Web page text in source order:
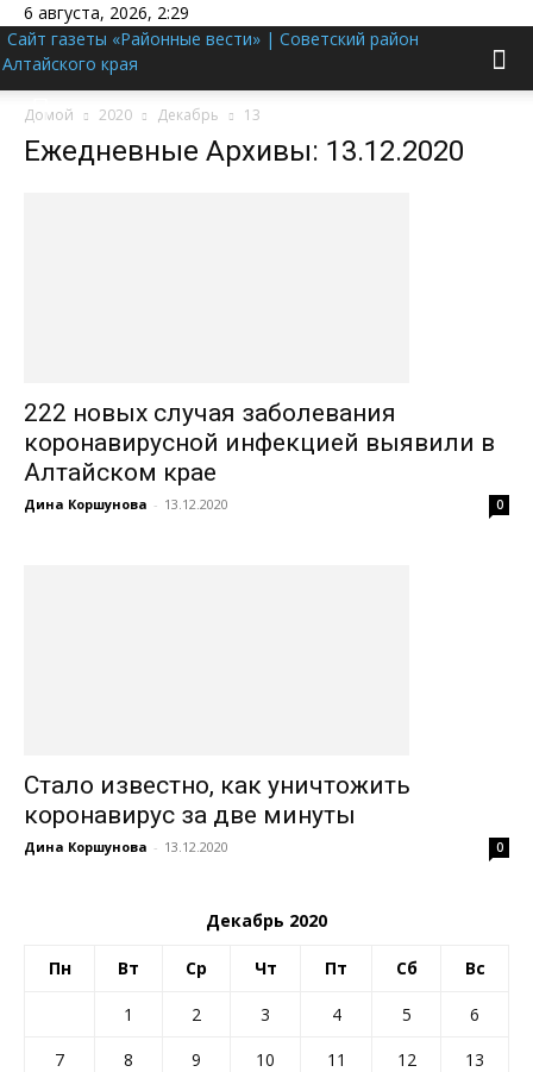
6 августа, 2026, 2:29
Сайт газеты «Районные вести» | Советский район
Алтайского края
Домой 2020 Декабрь 13
Ежедневные Архивы: 13.12.2020
222 новых случая заболевания
коронавирусной инфекцией выявили в
Алтайском крае
Дина Коршунова - 13.12.2020 0
Стало известно, как уничтожить
коронавирус за две минуты
Дина Коршунова - 13.12.2020 0
Декабрь 2020
Пн Вт Ср Чт Пт Сб Вс
1 2 3 4 5
6
7
8 9 10 11 12
13